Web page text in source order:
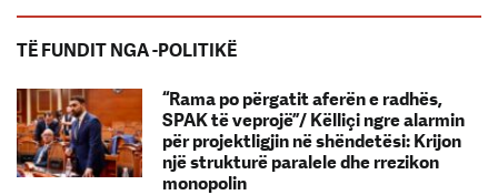
TË FUNDIT NGA -POLITIKË
“Rama po përgatit aferën e radhës,
SPAK të veprojë”/ Këlliçi ngre alarmin
për projektligjin në shëndetësi: Krijon
një strukturë paralele dhe rrezikon
monopolin